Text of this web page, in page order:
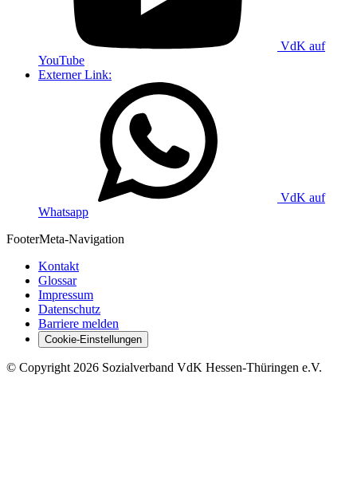
VdK auf
YouTube
Externer Link:
VdK auf
Whatsapp
FooterMeta-Navigation
Kontakt
Glossar
Impressum
Datenschutz
Barriere melden
Cookie-Einstellungen
© Copyright 2026 Sozialverband VdK Hessen-Thüringen e.V.